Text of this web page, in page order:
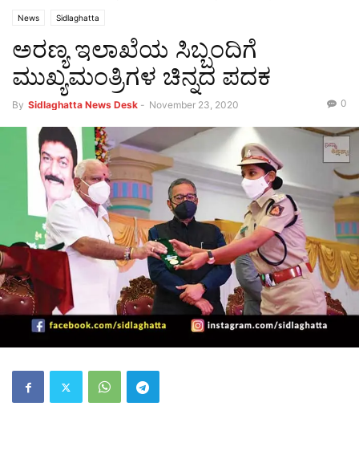
News Sidlaghatta
ಅರಣ್ಯ ಇಲಾಖೆಯ ಸಿಬ್ಬಂದಿಗೆ
ಮುಖ್ಯಮಂತ್ರಿಗಳ‌ ಚಿನ್ನದ ಪದಕ
By Sidlaghatta News Desk - November 23, 2020 0